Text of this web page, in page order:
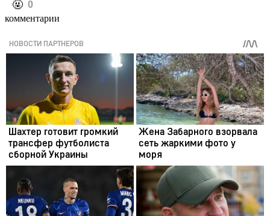
️🤬 0
комментарии